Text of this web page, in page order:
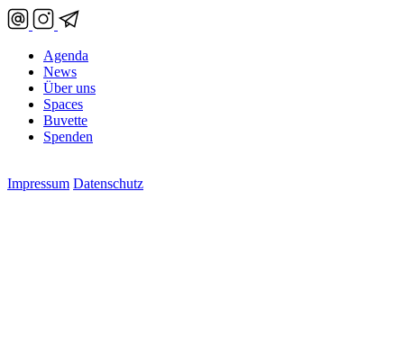
Agenda
News
Über uns
Spaces
Buvette
Spenden
Impressum Datenschutz